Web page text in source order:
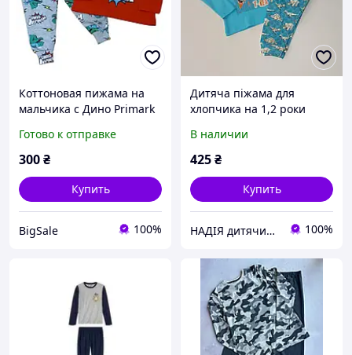
Коттоновая пижама на
мальчика с Дино Primark
Готово к отправке
300₴
Купить
BigSale 100%
Дитяча піжама для
хлопчика на 1,2 роки
В наличии
425₴
Купить
НАДІЯ дитячий світ 100%